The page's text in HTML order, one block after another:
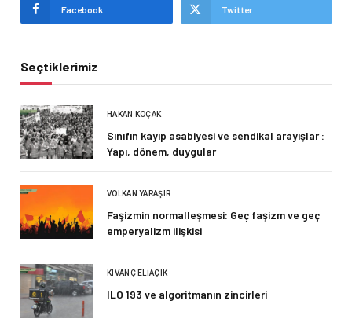
Facebook Twitter
Seçtiklerimiz
HAKAN KOÇAK
Sınıfın kayıp asabiyesi ve sendikal arayışlar :
Yapı, dönem, duygular
VOLKAN YARAŞIR
Faşizmin normalleşmesi: Geç faşizm ve geç
emperyalizm ilişkisi
KIVANÇ ELIAÇIK
ILO 193 ve algoritmanın zincirleri